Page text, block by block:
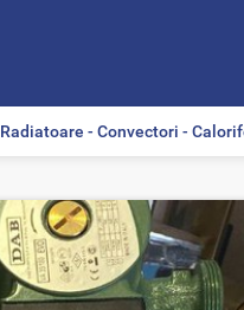
Radiatoare - Convectori -